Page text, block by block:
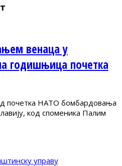
венаца у
годишњица почетка
почетка НАТО бомбардовања
код споменика Палим
управу